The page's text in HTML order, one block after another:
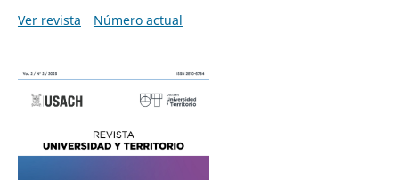
Ver revista
Número actual